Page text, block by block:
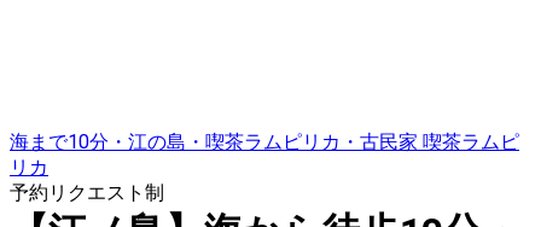
海まで10分・江の島・喫茶ラムピリカ・古民家 喫茶ラムピ
リカ
予約リクエスト制